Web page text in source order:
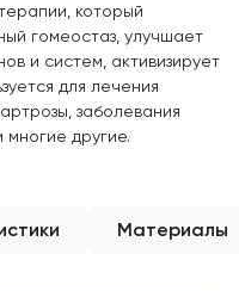
который
гомеостаз, улучшает
и систем, активизирует
для лечения
заболевания
другие.
Материалы